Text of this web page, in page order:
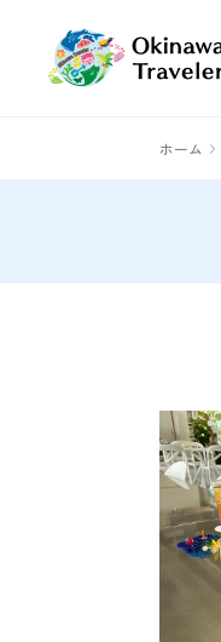
ホーム